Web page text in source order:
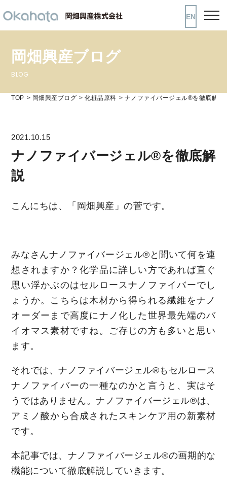
EN
岡畑興産ブログ
BLOG
TOP 岡畑興産ブログ 化粧品原料 ナノファイバージェル®を徹底解説
2021.10.15
ナノファイバージェル®を徹底解
説
こんにちは、「岡畑興産」の菅です。
みなさんナノファイバージェル®と聞いて何を連
想されますか？化学品に詳しい方であれば直ぐ
思い浮かぶのはセルロースナノファイバーでし
ょうか。こちらは木材から得られる繊維をナノ
オーダーまで高度にナノ化した世界最先端のバ
イオマス素材ですね。ご存じの方も多いと思い
ます。
それでは、ナノファイバージェル®もセルロース
ナノファイバーの一種なのかと言うと、実はそ
うではありません。ナノファイバージェル®は、
アミノ酸から合成されたスキンケア用の新素材
です。
本記事では、ナノファイバージェル®の画期的な
機能について徹底解説していきます。